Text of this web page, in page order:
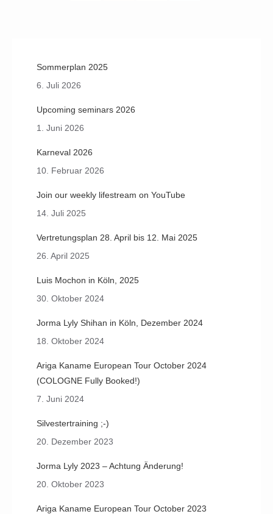
Sommerplan 2025
6. Juli 2026
Upcoming seminars 2026
1. Juni 2026
Karneval 2026
10. Februar 2026
Join our weekly lifestream on YouTube
14. Juli 2025
Vertretungsplan 28. April bis 12. Mai 2025
26. April 2025
Luis Mochon in Köln, 2025
30. Oktober 2024
Jorma Lyly Shihan in Köln, Dezember 2024
18. Oktober 2024
Ariga Kaname European Tour October 2024
(COLOGNE Fully Booked!)
7. Juni 2024
Silvestertraining ;-)
20. Dezember 2023
Jorma Lyly 2023 – Achtung Änderung!
20. Oktober 2023
Ariga Kaname European Tour October 2023